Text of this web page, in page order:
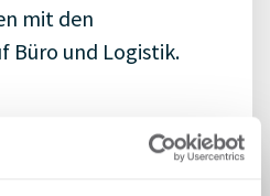
mit den
Büro und Logistik.